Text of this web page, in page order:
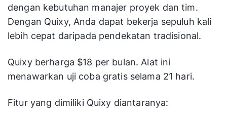
dengan kebutuhan manajer proyek dan tim.
Dengan Quixy, Anda dapat bekerja sepuluh kali
lebih cepat daripada pendekatan tradisional.
Quixy berharga $18 per bulan. Alat ini
menawarkan uji coba gratis selama 21 hari.
Fitur yang dimiliki Quixy diantaranya: